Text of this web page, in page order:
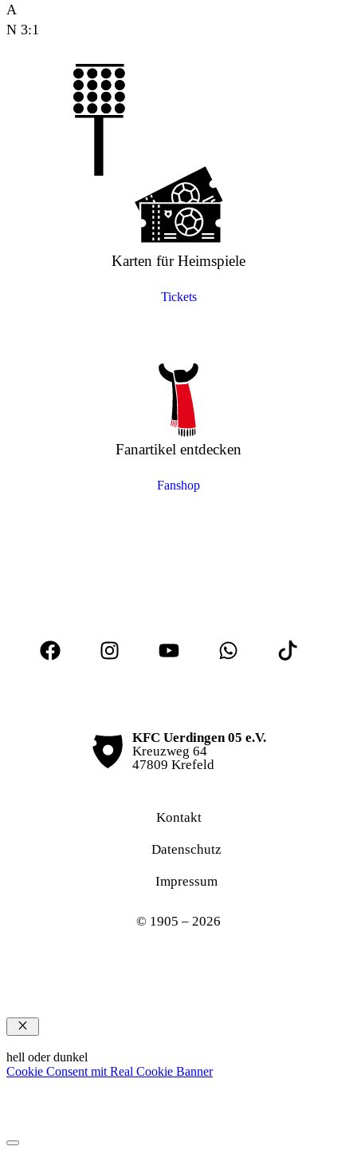
A
N 3:1
Karten für Heimspiele
Tickets
Fanartikel entdecken
Fanshop
KFC Uerdingen 05 e.V.
Kreuzweg 64
47809 Krefeld
Kontakt
Datenschutz
Impressum
© 1905 – 2026
Schließen
hell oder dunkel
Cookie Consent mit Real Cookie Banner